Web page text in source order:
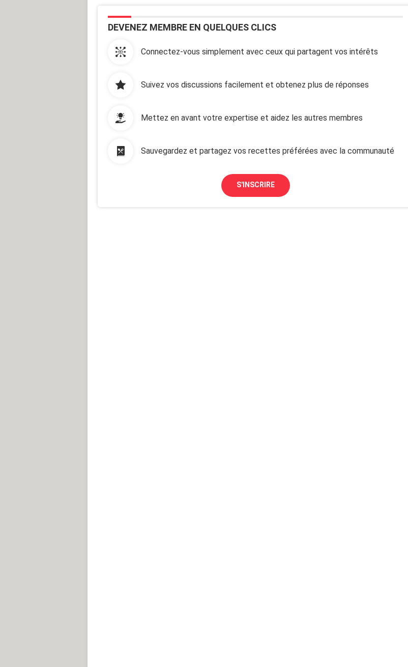
DEVENEZ MEMBRE EN QUELQUES CLICS
Connectez-vous simplement avec ceux qui partagent vos intérêts
Suivez vos discussions facilement et obtenez plus de réponses
Mettez en avant votre expertise et aidez les autres membres
Sauvegardez et partagez vos recettes préférées avec la communauté
S'INSCRIRE